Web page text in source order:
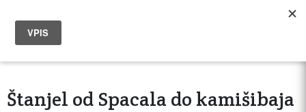
Štanjel od Spacala do kamišibaja